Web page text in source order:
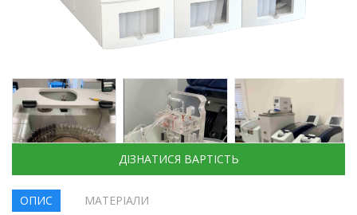
ДІЗНАТИСЯ ВАРТІСТЬ
ОПИС МАТЕРІАЛИ